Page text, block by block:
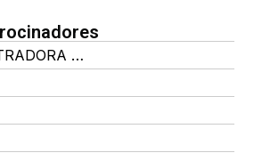
IDEALL ADMINISTRADORA DE BENEFÍCIOS